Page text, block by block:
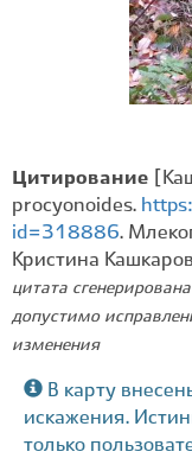
Цитирование
procyonoides.
id=318886.
Кристина
цитата
допустимо
изменения
В карту
искажения.
только